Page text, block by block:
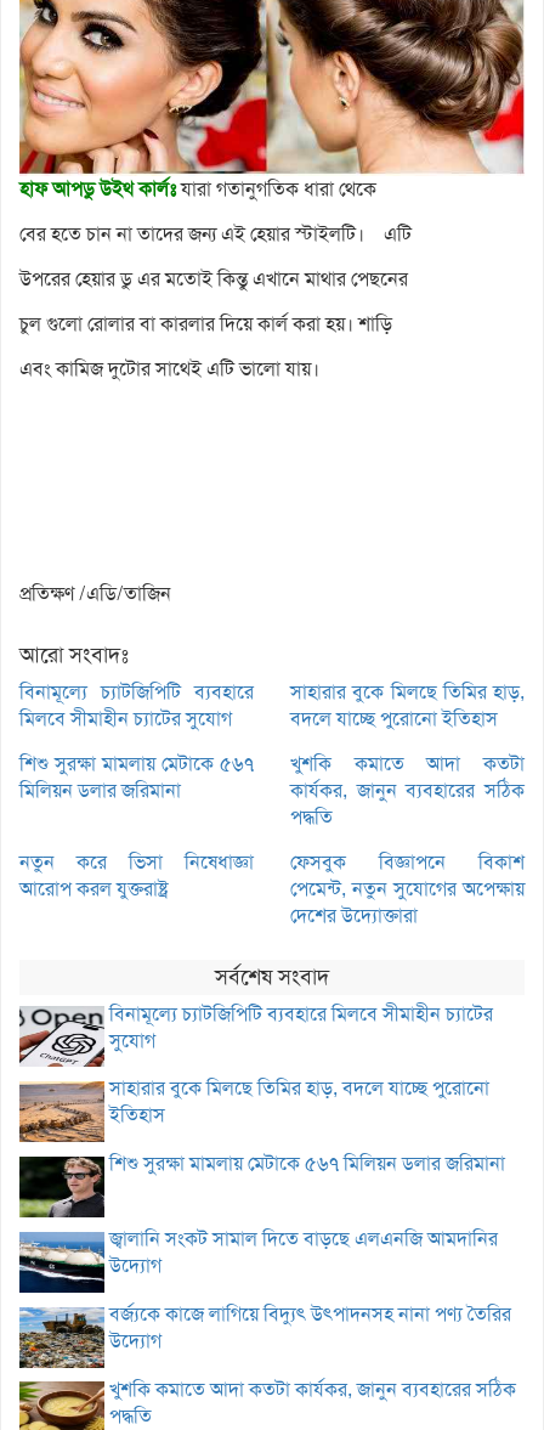
হাফ আপডু উইথ কার্লঃযারা গতানুগতিক ধারা থেকে
বের হতে চান না তাদের জন্য এই হেয়ার স্টাইলটি। এটি
উপরের হেয়ার ডু এর মতোই কিন্তু এখানে মাথার পেছনের
চুল গুলো রোলার বা কারলার দিয়ে কার্ল করা হয়। শাড়ি
এবং কামিজ দুটোর সাথেই এটি ভালো যায়।
প্রতিক্ষণ /এডি/তাজিন
আরো সংবাদঃ
বিনামূল্যে চ্যাটজিপিটি ব্যবহারে
মিলবে সীমাহীন চ্যাটের সুযোগ
সাহারার বুকে মিলছে তিমির হাড়,
বদলে যাচ্ছে পুরোনো ইতিহাস
শিশু সুরক্ষা মামলায় মেটাকে ৫৬৭
মিলিয়ন ডলার জরিমানা
খুশকি কমাতে আদা কতটা
কার্যকর, জানুন ব্যবহারের সঠিক
পদ্ধতি
নতুন করে ভিসা নিষেধাজ্ঞা
আরোপ করল যুক্তরাষ্ট্র
ফেসবুক বিজ্ঞাপনে বিকাশ
পেমেন্ট, নতুন সুযোগের অপেক্ষায়
দেশের উদ্যোক্তারা
সর্বশেষ সংবাদ
বিনামূল্যে চ্যাটজিপিটি ব্যবহারে মিলবে সীমাহীন চ্যাটের
সুযোগ
সাহারার বুকে মিলছে তিমির হাড়, বদলে যাচ্ছে পুরোনো
ইতিহাস
শিশু সুরক্ষা মামলায় মেটাকে ৫৬৭ মিলিয়ন ডলার জরিমানা
জ্বালানি সংকট সামাল দিতে বাড়ছে এলএনজি আমদানির
উদ্যোগ
বর্জ্যকে কাজে লাগিয়ে বিদ্যুৎ উৎপাদনসহ নানা পণ্য তৈরির
উদ্যোগ
খুশকি কমাতে আদা কতটা কার্যকর, জানুন ব্যবহারের সঠিক
পদ্ধতি